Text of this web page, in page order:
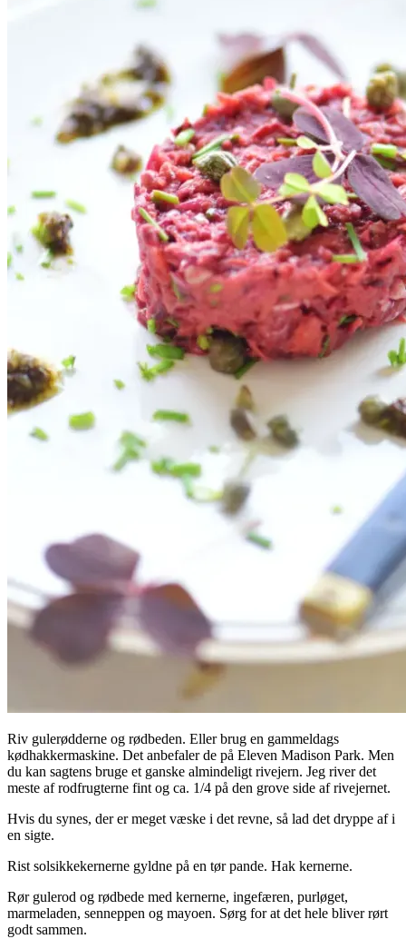
Riv gulerødderne og rødbeden. Eller brug en gammeldags
kødhakkermaskine. Det anbefaler de på Eleven Madison Park. Men
du kan sagtens bruge et ganske almindeligt rivejern. Jeg river det
meste af rodfrugterne fint og ca. 1/4 på den grove side af rivejernet.
Hvis du synes, der er meget væske i det revne, så lad det dryppe af i
en sigte.
Rist solsikkekernerne gyldne på en tør pande. Hak kernerne.
Rør gulerod og rødbede med kernerne, ingefæren, purløget,
marmeladen, senneppen og mayoen. Sørg for at det hele bliver rørt
godt sammen.